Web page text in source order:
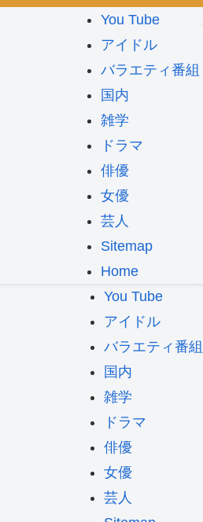
You Tube
アイドル
バラエティ番組
国内
雑学
ドラマ
俳優
女優
芸人
Sitemap
Home
You Tube
アイドル
バラエティ番組
国内
雑学
ドラマ
俳優
女優
芸人